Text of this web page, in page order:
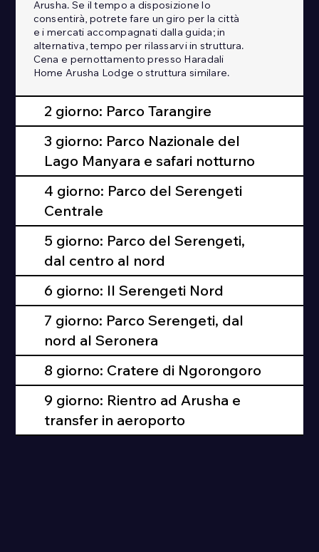
Arusha. Se il tempo a disposizione lo
consentirà, potrete fare un giro per la città
e i mercati accompagnati dalla guida; in
alternativa, tempo per rilassarvi in struttura.
Cena e pernottamento presso Haradali
Home Arusha Lodge o struttura similare.
2 giorno: Parco Tarangire
3 giorno: Parco Nazionale del
Lago Manyara e safari notturno
4 giorno: Parco del Serengeti
Centrale
5 giorno: Parco del Serengeti,
dal centro al nord
6 giorno: Il Serengeti Nord
7 giorno: Parco Serengeti, dal
nord al Seronera
8 giorno: Cratere di Ngorongoro
9 giorno: Rientro ad Arusha e
transfer in aeroporto